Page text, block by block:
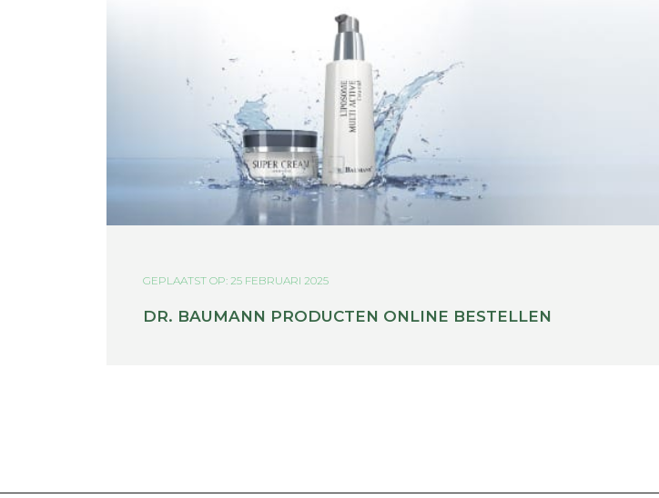
DR. BAUMANN PRODUCTEN ONLINE BESTELLEN
GEPLAATST OP: 25 FEBRUARI 2025